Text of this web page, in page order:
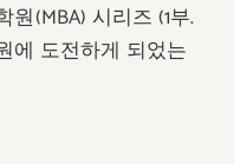
(MBA) 시리즈 (1부.
에 도전하게 되었는